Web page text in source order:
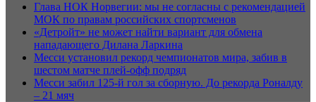
Глава НОК Норвегии: мы не согласны с рекомендацией
МОК по правам российских спортсменов
«Детройт» не может найти вариант для обмена
нападающего Дилана Ларкина
Месси установил рекорд чемпионатов мира, забив в
шестом матче плей‑офф подряд
Месси забил 125-й гол за сборную. До рекорда Роналду
– 21 мяч